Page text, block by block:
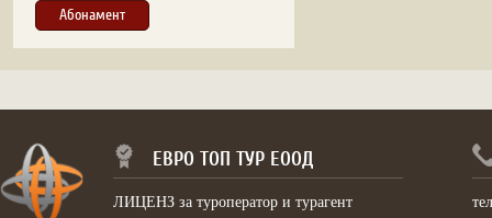
ЕВРО ТОП ТУР ЕООД
ЛИЦЕНЗ за туроператор и турагент